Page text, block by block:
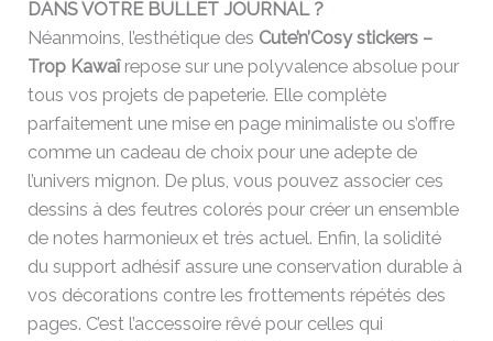
DANS VOTRE BULLET JOURNAL ?
Néanmoins, l’esthétique des Cute’n’Cosy stickers –
Trop Kawaîrepose sur une polyvalence absolue pour
tous vos projets de papeterie. Elle complète
parfaitement une mise en page minimaliste ou s’offre
comme un cadeau de choix pour une adepte de
l’univers mignon. De plus, vous pouvez associer ces
dessins à des feutres colorés pour créer un ensemble
de notes harmonieux et très actuel. Enfin, la solidité
du support adhésif assure une conservation durable à
vos décorations contre les frottements répétés des
pages. C’est l’accessoire rêvé pour celles qui